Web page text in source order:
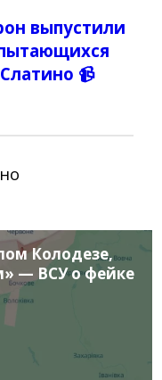
выпустили
📹
Колодезе,
— ВСУ о фейке